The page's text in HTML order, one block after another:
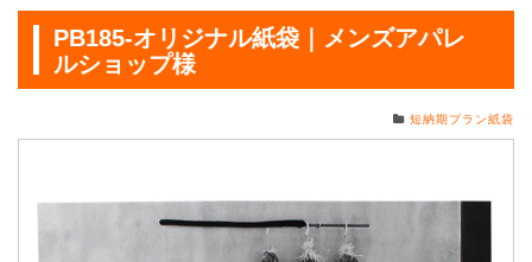
PB185-オリジナル紙袋｜メンズアパレ
ルショップ様
短納期プラン紙袋